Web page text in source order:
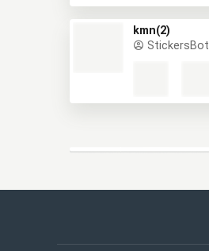
kmn(2)
StickersBot